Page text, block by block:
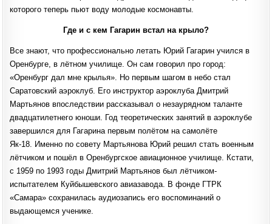
которого теперь пьют воду молодые космонавты.
Где и с кем Гагарин встал на крыло?
Все знают, что профессионально летать Юрий Гагарин учился в
Оренбурге, в лётном училище. Он сам говорил про город:
«Оренбург дал мне крылья». Но первым шагом в небо стал
Саратовский аэроклуб. Его инструктор аэроклуба Дмитрий
Мартьянов впоследствии рассказывал о незаурядном таланте
двадцатилетнего юноши. Год теоретических занятий в аэроклубе
завершился для Гагарина первым полётом на самолёте
Як-18. Именно по совету Мартьянова Юрий решил стать военным
лётчиком и пошёл в Оренбургское авиационное училище. Кстати,
с 1959 по 1993 годы Дмитрий Мартьянов был лётчиком-
испытателем Куйбышевского авиазавода. В фонде ГТРК
«Самара» сохранилась аудиозапись его воспоминаний о
выдающемся ученике.